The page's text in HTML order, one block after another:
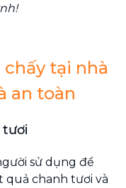
chấy tại nhà
an toàn
sử dụng để
quả chanh tươi và